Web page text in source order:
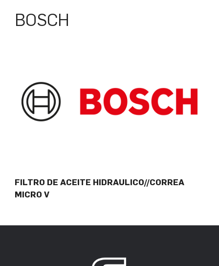
BOSCH
FILTRO DE ACEITE HIDRAULICO//CORREA
MICRO V